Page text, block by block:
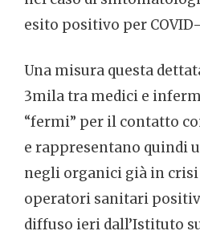
esito positivo per COVID-
Una misura questa
3mila tra medici e
“fermi” per il contatto
e rappresentano quindi
negli organici già in crisi
operatori sanitari
diffuso ieri dall’Istituto